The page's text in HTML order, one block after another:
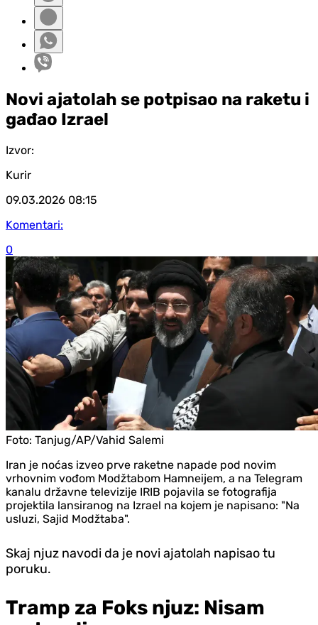
Novi ajatolah se potpisao na raketu i
gađao Izrael
Izvor:
Kurir
09.03.2026 08:15
Komentari:
0
Foto: Tanjug/AP/Vahid Salemi
Iran je noćas izveo prve raketne napade pod novim
vrhovnim vođom Modžtabom Hamneijem, a na Telegram
kanalu državne televizije IRIB pojavila se fotografija
projektila lansiranog na Izrael na kojem je napisano: "Na
usluzi, Sajid Modžtaba".
Skaj njuz navodi da je novi ajatolah napisao tu
poruku.
Tramp za Foks njuz: Nisam